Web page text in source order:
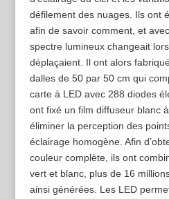
défilement des nuages. Ils ont
afin de savoir comment, et
spectre lumineux changeait
déplaçaient. Il ont alors
dalles de 50 par 50 cm qui
carte à LED avec 288 diodes
ont fixé un film diffuseur blanc
éliminer la perception des
éclairage homogène. Afin
couleur complète, ils ont
vert et blanc, plus de 16
ainsi générées. Les LED